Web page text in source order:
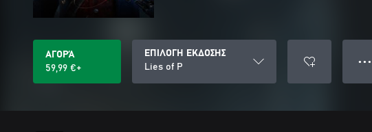
ΑΓΟΡΆ
59,99 €+
ΕΠΙΛΟΓΗ ΕΚΔΟΣΗΣ
Lies of P
● ● ●